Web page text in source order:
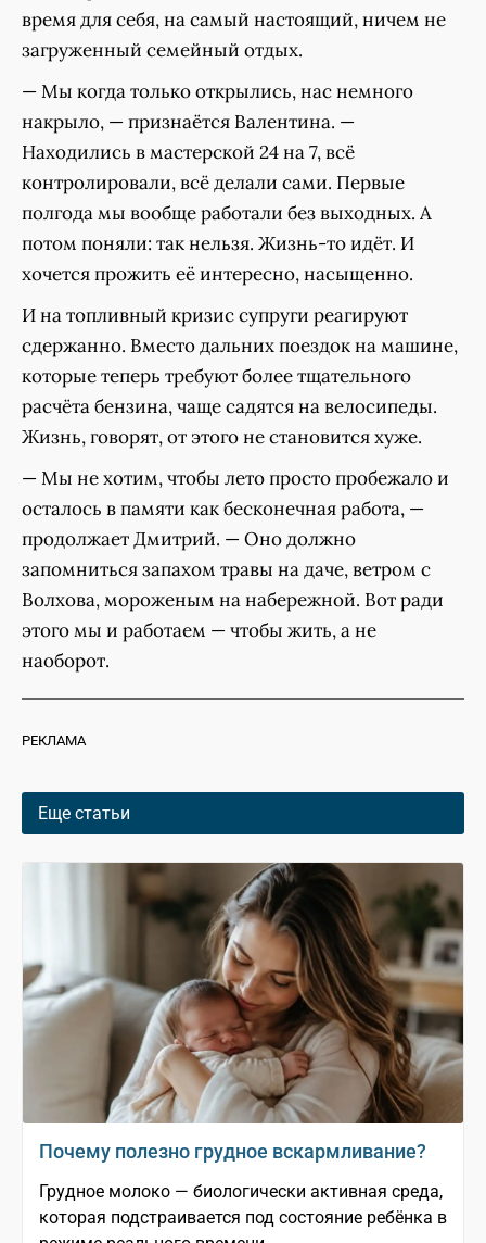
время для себя, на самый настоящий, ничем не
загруженный семейный отдых.
— Мы когда только открылись, нас немного
накрыло, — признаётся Валентина. —
Находились в мастерской 24 на 7, всё
контролировали, всё делали сами. Первые
полгода мы вообще работали без выходных. А
потом поняли: так нельзя. Жизнь-то идёт. И
хочется прожить её интересно, насыщенно.
И на топливный кризис супруги реагируют
сдержанно. Вместо дальних поездок на машине,
которые теперь требуют более тщательного
расчёта бензина, чаще садятся на велосипеды.
Жизнь, говорят, от этого не становится хуже.
— Мы не хотим, чтобы лето просто пробежало и
осталось в памяти как бесконечная работа, —
продолжает Дмитрий. — Оно должно
запомниться запахом травы на даче, ветром с
Волхова, мороженым на набережной. Вот ради
этого мы и работаем — чтобы жить, а не
наоборот.
РЕКЛАМА
Еще статьи
Почему полезно грудное вскармливание?
Грудное молоко — биологически активная среда,
которая подстраивается под состояние ребёнка в